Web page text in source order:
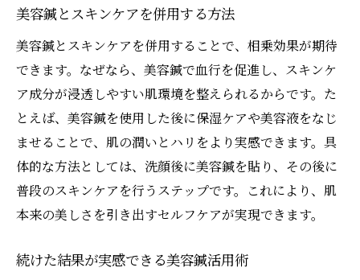
美容鍼とスキンケアを併用する方法
美容鍼とスキンケアを併用することで、相乗効果が期待
できます。なぜなら、美容鍼で血行を促進し、スキンケ
ア成分が浸透しやすい肌環境を整えられるからです。た
とえば、美容鍼を使用した後に保湿ケアや美容液をなじ
ませることで、肌の潤いとハリをより実感できます。具
体的な方法としては、洗顔後に美容鍼を貼り、その後に
普段のスキンケアを行うステップです。これにより、肌
本来の美しさを引き出すセルフケアが実現できます。
続けた結果が実感できる美容鍼活用術